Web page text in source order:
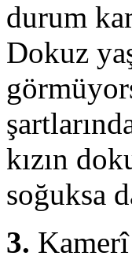
durum
Dokuz
kızın
soğuksa
3.